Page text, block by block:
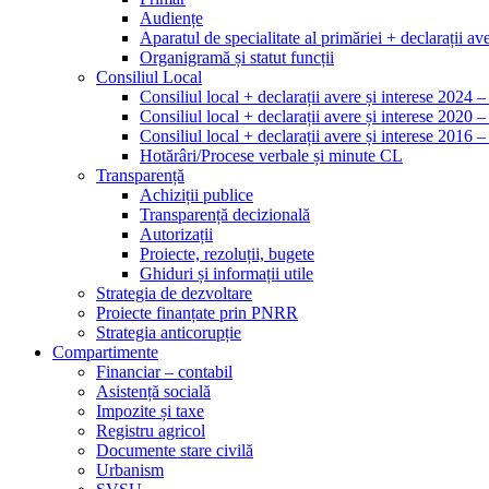
Audiențe
Aparatul de specialitate al primăriei + declarații
Organigramă și statut funcții
Consiliul Local
Consiliul local + declarații avere și interese 2024
Consiliul local + declarații avere și interese 2020
Consiliul local + declarații avere și interese 2016
Hotărâri/Procese verbale și minute CL
Transparență
Achiziții publice
Transparență decizională
Autorizații
Proiecte, rezoluții, bugete
Ghiduri și informații utile
Strategia de dezvoltare
Proiecte finanțate prin PNRR
Strategia anticorupție
Compartimente
Financiar – contabil
Asistență socială
Impozite și taxe
Registru agricol
Documente stare civilă
Urbanism